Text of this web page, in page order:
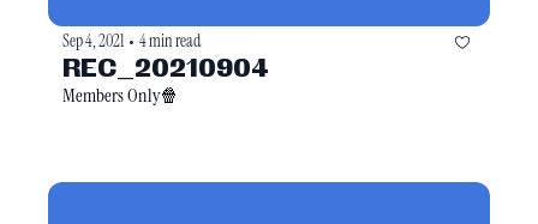
Sep 4, 2021 • 4 min read
REC_20210904
Members Only🍿